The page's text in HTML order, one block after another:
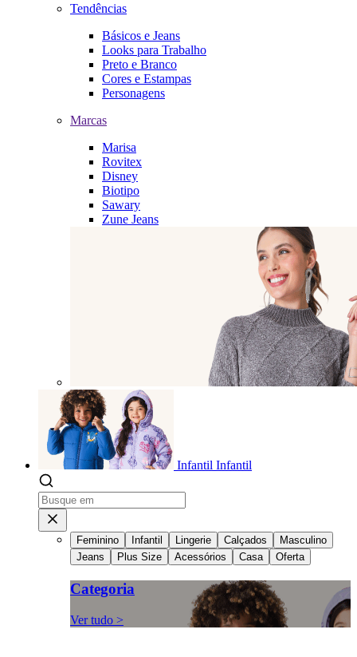
Tendências
Básicos e Jeans
Looks para Trabalho
Preto e Branco
Cores e Estampas
Personagens
Marcas
Marisa
Rovitex
Disney
Biotipo
Sawary
Zune Jeans
Infantil Infantil
Feminino Infantil Lingerie Calçados
Masculino
Jeans
Plus Size Acessórios Casa Oferta
Categoria
Ver tudo >